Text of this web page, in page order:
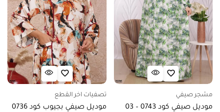
مشجر صيفي
موديل صيفي كود 0743 – 03
تصفيات اخر القطع
موديل صيفي بجيوب كود 0736